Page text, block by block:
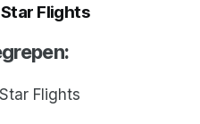
Flights
Flights